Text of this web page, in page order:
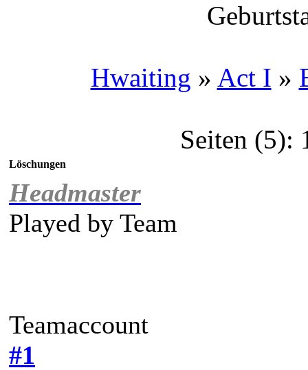
Hwaiting » Act I »
Seiten (5):
Löschungen
Headmaster
Played by Team
Teamaccount
#1